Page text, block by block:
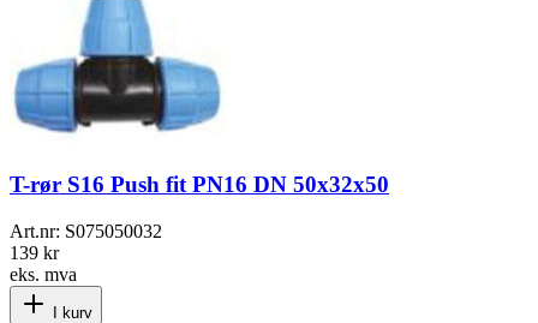
T-rør S16 Push fit PN16 DN 50x32x50
Art.nr: S075050032
139 kr
eks. mva
I kurv